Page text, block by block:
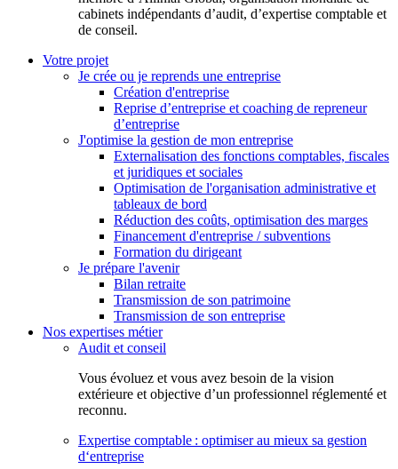
cabinets indépendants d’audit, d’expertise comptable et
de conseil.
Votre projet
Je crée ou je reprends une entreprise
Création d'entreprise
Reprise d’entreprise et coaching de repreneur
d’entreprise
J'optimise la gestion de mon entreprise
Externalisation des fonctions comptables, fiscales
et juridiques et sociales
Optimisation de l'organisation administrative et
tableaux de bord
Réduction des coûts, optimisation des marges
Financement d'entreprise / subventions
Formation du dirigeant
Je prépare l'avenir
Bilan retraite
Transmission de son patrimoine
Transmission de son entreprise
Nos expertises métier
Audit et conseil
Vous évoluez et vous avez besoin de la vision
extérieure et objective d’un professionnel réglementé et
reconnu.
Expertise comptable : optimiser au mieux sa gestion
d‘entreprise